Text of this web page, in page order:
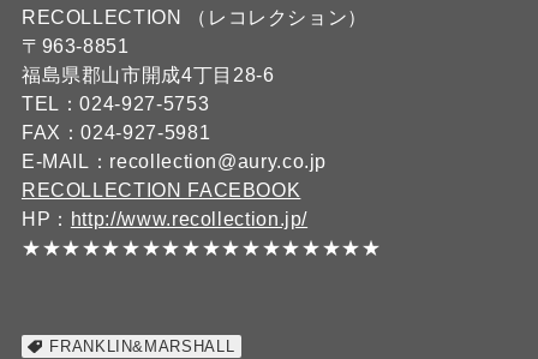
RECOLLECTION （レコレクション）
〒963-8851
福島県郡山市開成4丁目28-6
TEL：024-927-5753
FAX：024-927-5981
E-MAIL：recollection@aury.co.jp
RECOLLECTION FACEBOOK
HP： http://www.recollection.jp/
★★★★★★★★★★★★★★★★★★
FRANKLIN&MARSHALL